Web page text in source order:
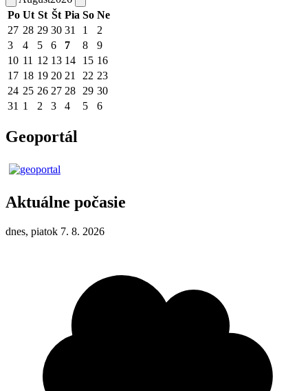
Po Ut St Št Pia So Ne
27 28 29 30 31 1
2
3
4 5 6 7 8
9
10 11 12 13 14 15 16
17 18 19 20 21 22 23
24 25 26 27 28 29 30
31 1 2 3 4 5 6
Geoportál
Aktuálne počasie
dnes, piatok 7. 8. 2026